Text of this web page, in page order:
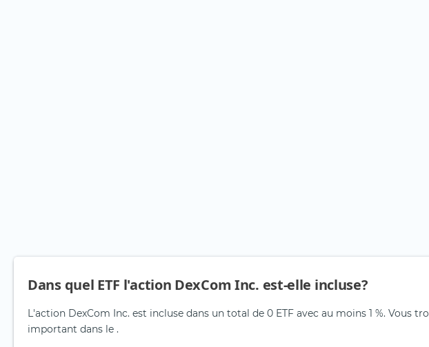
Dans quel ETF l'action DexCom Inc. est-elle incluse?
L'action DexCom Inc. est incluse dans un total de 0 ETF avec au moins 1 %. Vous
important dans le .